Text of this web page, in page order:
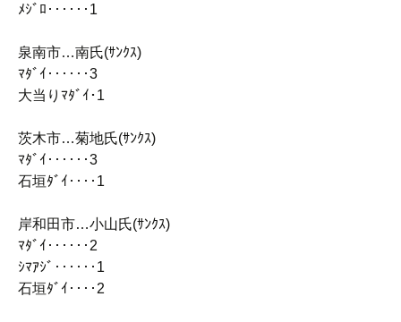
ﾒｼﾞﾛ‥‥‥1
泉南市…南氏(ｻﾝｸｽ)
ﾏﾀﾞｲ‥‥‥3
大当りﾏﾀﾞｲ･1
茨木市…菊地氏(ｻﾝｸｽ)
ﾏﾀﾞｲ‥‥‥3
石垣ﾀﾞｲ‥‥1
岸和田市…小山氏(ｻﾝｸｽ)
ﾏﾀﾞｲ‥‥‥2
ｼﾏｱｼﾞ‥‥‥1
石垣ﾀﾞｲ‥‥2